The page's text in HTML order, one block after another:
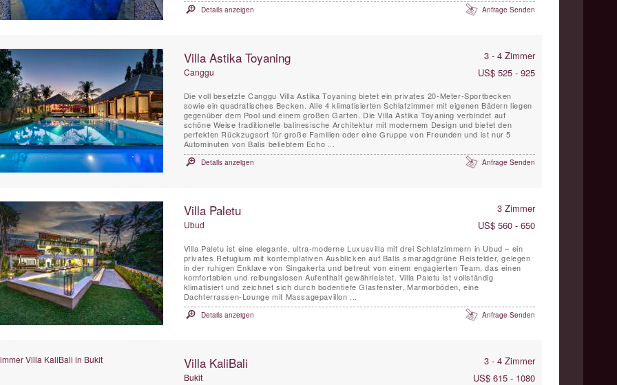
Details anzeigen Anfrage Senden
Villa Astika Toyaning 3 - 4 Zimmer
Canggu US$ 525 - 925
Die voll besetzte Canggu Villa Astika Toyaning bietet ein privates 20-Meter-Sportbecken
sowie ein quadratisches Becken. Alle 4 klimatisierten Schlafzimmer mit eigenen Bädern liegen
gegenüber dem Pool und einem großen Garten. Die Villa Astika Toyaning verbindet auf
schöne Weise traditionelle balinesische Architektur mit modernem Design und bietet den
perfekten Rückzugsort für große Familien oder eine Gruppe von Freunden und ist nur 5
Autominuten von Balis beliebtem Echo ...
Details anzeigen Anfrage Senden
Villa Paletu 3 Zimmer
Ubud US$ 560 - 650
Villa Paletu ist eine elegante, ultra-moderne Luxusvilla mit drei Schlafzimmern in Ubud – ein
privates Refugium mit kontemplativen Ausblicken auf Balis smaragdgrüne Reisfelder, gelegen
in der ruhigen Enklave von Singakerta und betreut von einem engagierten Team, das einen
komfortablen und reibungslosen Aufenthalt gewährleistet. Villa Paletu ist vollständig
klimatisiert und zeichnet sich durch bodentiefe Glasfenster, Marmorböden, eine
Dachterrassen-Lounge mit Massagepavillon ...
Details anzeigen Anfrage Senden
Villa KaliBali 3 - 4 Zimmer
Bukit US$ 615 - 1080